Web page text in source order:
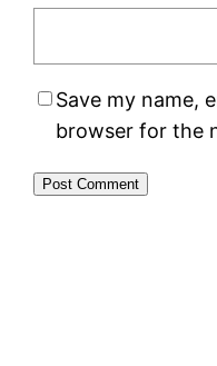
Save my name,
browser for the